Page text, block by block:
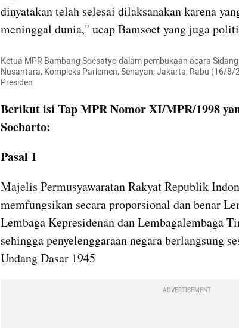
dinyatakan telah selesai dilaksanakan karena
meninggal dunia," ucap Bamsoet yang juga
Ketua MPR Bambang Soesatyo dalam pembukaan acara
Nusantara, Kompleks Parlemen, Senayan, Jakarta, Rabu (16/
Presiden
Berikut isi Tap MPR Nomor XI/MPR/1998
Soeharto:
Pasal 1
Majelis Permusyawaratan Rakyat Republik
memfungsikan secara proporsional dan benar
Lembaga Kepresidenan dan Lembagalembaga
sehingga penyelenggaraan negara berlangsung
Undang Dasar 1945
ADVERTISEMENT